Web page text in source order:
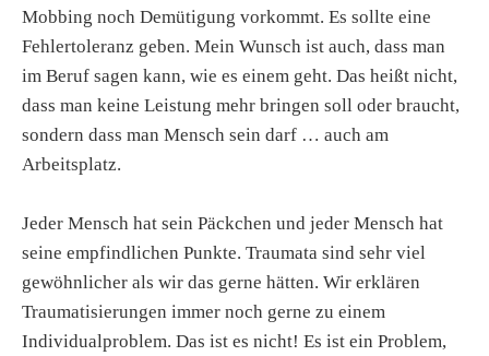
Mobbing noch Demütigung vorkommt. Es sollte eine
Fehlertoleranz geben. Mein Wunsch ist auch, dass man
im Beruf sagen kann, wie es einem geht. Das heißt nicht,
dass man keine Leistung mehr bringen soll oder braucht,
sondern dass man Mensch sein darf … auch am
Arbeitsplatz.
Jeder Mensch hat sein Päckchen und jeder Mensch hat
seine empfindlichen Punkte. Traumata sind sehr viel
gewöhnlicher als wir das gerne hätten. Wir erklären
Traumatisierungen immer noch gerne zu einem
Individualproblem. Das ist es nicht! Es ist ein Problem,